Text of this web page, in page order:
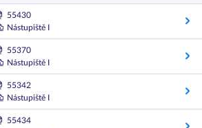
55430
Nástupiště I
55370
Nástupiště I
55342
Nástupiště I
55434